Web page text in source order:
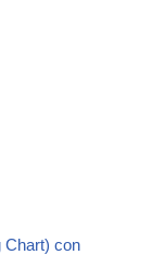
Chart) con